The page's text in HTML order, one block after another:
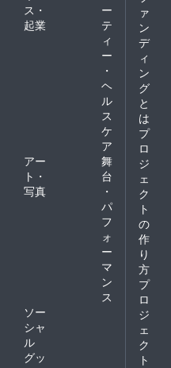
ス・
起業
ー
テ
ィ
ー
・
ヘ
ル
ス
ケ
ア
アー
ト・
写真
舞
台
・
パ
フ
ォ
ー
マ
ン
ス
ソー
シャ
ル
グッ
ァ
ン
デ
ィ
ン
グ
と
は
プ
ロ
ジ
ェ
ク
ト
の
作
り
方
プ
ロ
ジ
ェ
ク
ト